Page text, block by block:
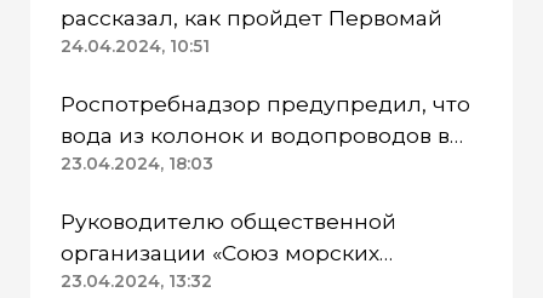
рассказал, как пройдет Первомай
24.04.2024, 10:51
Роспотребнадзор предупредил, что
вода из колонок и водопроводов в
Казанском районе непригодна для
23.04.2024, 18:03
Руководителю общественной
организации «Союз морских
пехотинцев» Югры вынесли
23.04.2024, 13:32